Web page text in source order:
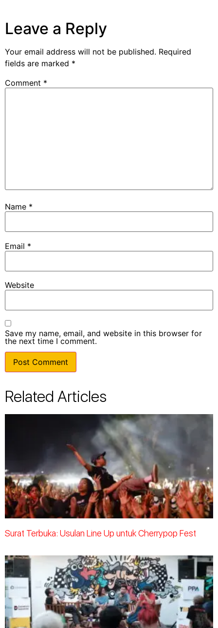
Leave a Reply
Your email address will not be published. Required
fields are marked *
Comment *
Name *
Email *
Website
Save my name, email, and website in this browser for
the next time I comment.
Related Articles
Surat Terbuka: Usulan Line Up untuk Cherrypop Fest